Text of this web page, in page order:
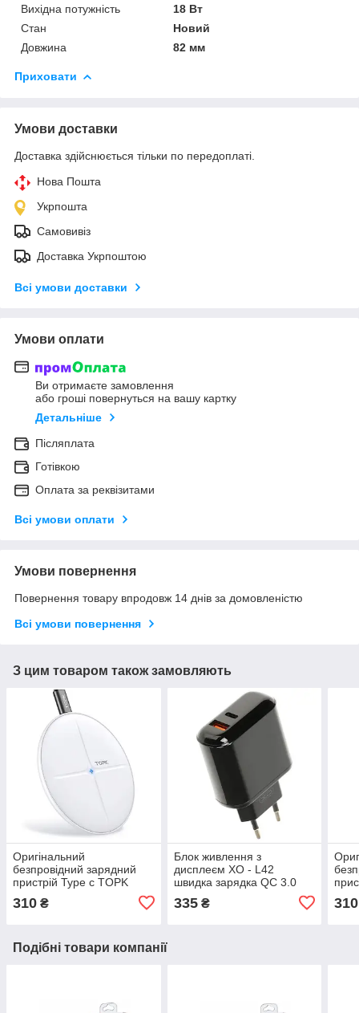
Вихідна потужність
18 Вт
Стан
Новий
Довжина
82 мм
Приховати
Умови доставки
Доставка здійснюється тільки по передоплаті.
Нова Пошта
Укрпошта
Самовивіз
Доставка Укрпоштою
Всі умови доставки
Умови оплати
Ви отримаєте замовлення
або гроші повернуться на вашу картку
Детальніше
Післяплата
Готівкою
Оплата за реквізитами
Всі умови оплати
Умови повернення
Повернення товару впродовж 14 днів за домовленістю
Всі умови повернення
З цим товаром також замовляють
Оригінальний
безпровідний зарядний
пристрій Type c TOPK
310 ₴
Блок живлення з
дисплеєм XO - L42
швидка зарядка QC 3.0
335₴ 310
Подібні товари компанії